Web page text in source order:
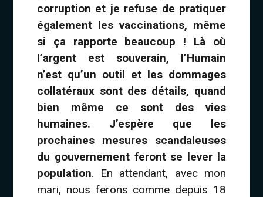
corruption et je refuse de pratiquer
également les vaccinations, même
si ça rapporte beaucoup ! Là où
l’argent est souverain, l’Humain
n’est qu’un outil et les dommages
collatéraux sont des détails, quand
bien même ce sont des vies
humaines. J’espère que les
prochaines mesures scandaleuses
du gouvernement feront se lever la
population. En attendant, avec mon
mari, nous ferons comme depuis 18